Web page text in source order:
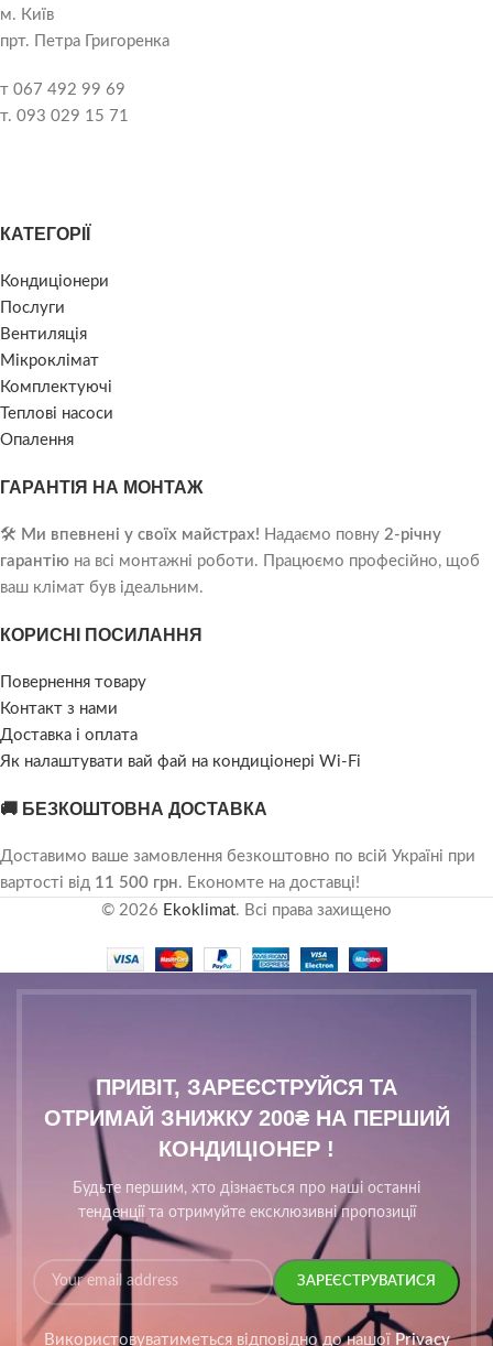
м. Київ
прт. Петра Григоренка
т 067 492 99 69
т. 093 029 15 71
КАТЕГОРІЇ
Кондиціонери
Послуги
Вентиляція
Мікроклімат
Комплектуючі
Теплові насоси
Опалення
ГАРАНТІЯ НА МОНТАЖ
🛠️ Ми впевнені у своїх майстрах! Надаємо повну 2-річну
гарантію на всі монтажні роботи. Працюємо професійно, щоб
ваш клімат був ідеальним.
КОРИСНІ ПОСИЛАННЯ
Повернення товару
Контакт з нами
Доставка і оплата
Як налаштувати вай фай на кондиціонері Wi-Fi
🚚 БЕЗКОШТОВНА ДОСТАВКА
Доставимо ваше замовлення безкоштовно по всій Україні при
вартості від 11 500 грн. Економте на доставці!
© 2026 Ekoklimat. Всі права захищено
ПРИВІТ, ЗАРЕЄСТРУЙСЯ ТА
ОТРИМАЙ ЗНИЖКУ 200₴ НА ПЕРШИЙ
КОНДИЦІОНЕР !
Будьте першим, хто дізнається про наші останні
тенденції та отримуйте ексклюзивні пропозиції
Використовуватиметься відповідно до нашої Privacy